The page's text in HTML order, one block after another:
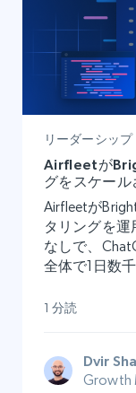
リーダーシップ
Airfleetが
グをスケール
Airfleetが
タリングを
なしで、
全体で1日数
1 分読
Dvir
Growth